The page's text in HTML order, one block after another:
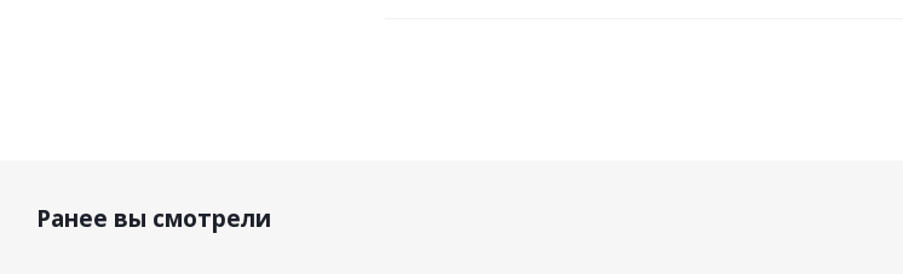
Ранее вы смотрели